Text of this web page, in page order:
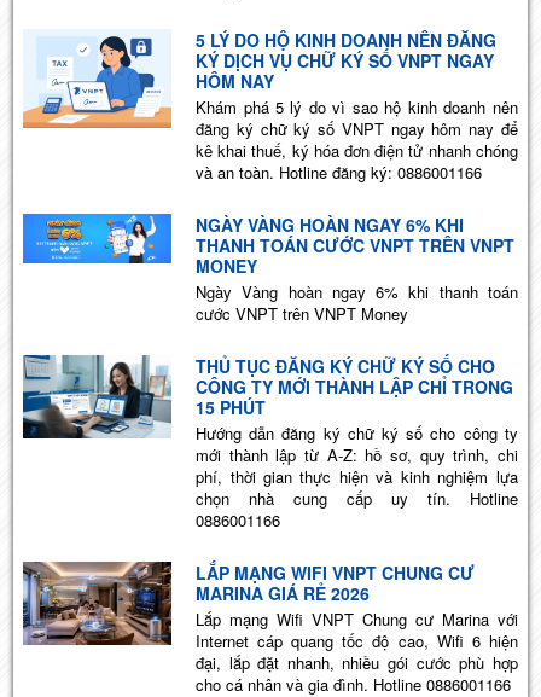
5 LÝ DO HỘ KINH DOANH NÊN ĐĂNG
KÝ DỊCH VỤ CHỮ KÝ SỐ VNPT NGAY
HÔM NAY
Khám phá 5 lý do vì sao hộ kinh doanh nên
đăng ký chữ ký số VNPT ngay hôm nay để
kê khai thuế, ký hóa đơn điện tử nhanh chóng
và an toàn. Hotline đăng ký: 0886001166
NGÀY VÀNG HOÀN NGAY 6% KHI
THANH TOÁN CƯỚC VNPT TRÊN VNPT
MONEY
Ngày Vàng hoàn ngay 6% khi thanh toán
cước VNPT trên VNPT Money
THỦ TỤC ĐĂNG KÝ CHỮ KÝ SỐ CHO
CÔNG TY MỚI THÀNH LẬP CHỈ TRONG
15 PHÚT
Hướng dẫn đăng ký chữ ký số cho công ty
mới thành lập từ A-Z: hồ sơ, quy trình, chi
phí, thời gian thực hiện và kinh nghiệm lựa
chọn nhà cung cấp uy tín. Hotline
0886001166
LẮP MẠNG WIFI VNPT CHUNG CƯ
MARINA GIÁ RẺ 2026
Lắp mạng Wifi VNPT Chung cư Marina với
Internet cáp quang tốc độ cao, Wifi 6 hiện
đại, lắp đặt nhanh, nhiều gói cước phù hợp
cho cá nhân và gia đình. Hotline 0886001166